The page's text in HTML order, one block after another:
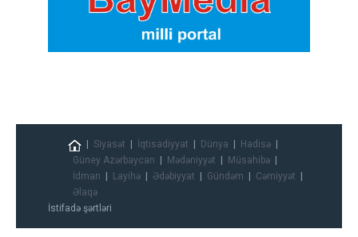
Siyasət İqtisadiyyat Dünya
Hadisə
Güney Azərbaycan
Mədəniyyət
Müsahibə
İdman
Layihə Ədəbiyyat Gündəm
Cəmiyyət
Əlaqə
İstifadə şərtləri